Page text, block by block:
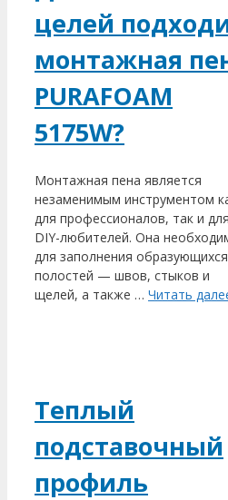
целей
монтажная
PURAFOAM
5175W?
Монтажная пена является
незаменимым инструментом
для профессионалов, так и для
DIY-любителей. Она
для заполнения образующихся
полостей — швов, стыков и
щелей, а также … Читать
Теплый
подставочный
профиль